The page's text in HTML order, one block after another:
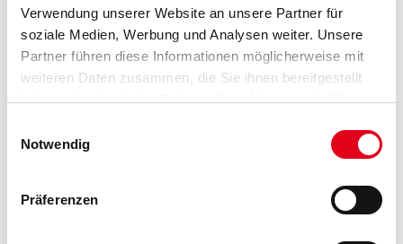
Verwendung unserer Website an unsere Partner für
soziale Medien, Werbung und Analysen weiter. Unsere
Partner führen diese Informationen möglicherweise mit
weiteren Daten zusammen, die Sie ihnen bereitgestellt
haben oder die sie im Rahmen Ihrer Nutzung der Dienste
Notwendig
Präferenzen
Umrechnungsfaktoren